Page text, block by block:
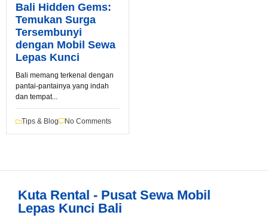
Bali Hidden Gems:
Temukan Surga
Tersembunyi
dengan Mobil Sewa
Lepas Kunci
Bali memang terkenal dengan
pantai-pantainya yang indah
dan tempat...
Tips & Blog No Comments
Kuta Rental - Pusat Sewa Mobil
Lepas Kunci Bali
Book via WhatsApp
Pilih Mobil*
Tipe Sewa*
Tgl Mulai*